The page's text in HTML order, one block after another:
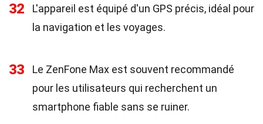
32
L'appareil est équipé d'un GPS précis, idéal pour
la navigation et les voyages.
33
Le ZenFone Max est souvent recommandé
pour les utilisateurs qui recherchent un
smartphone fiable sans se ruiner.